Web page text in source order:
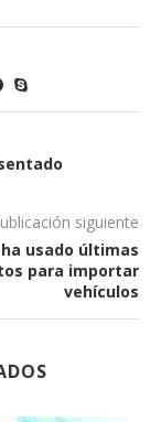
siguiente
usado últimas
para importar
vehículos